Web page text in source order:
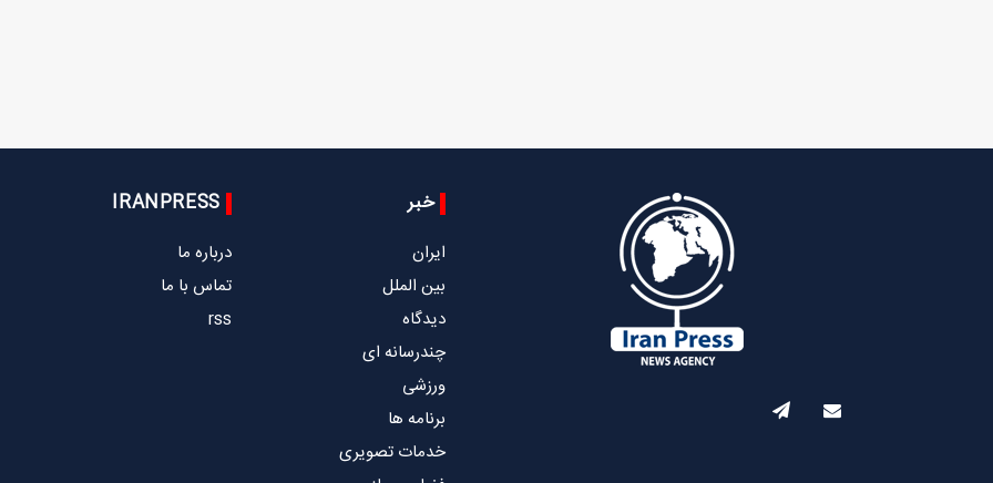
خبر
ایران
بین الملل
دیدگاه
چندرسانه ای
ورزشی
برنامه ها
خدمات تصویری
IRANPRESS
درباره ما
تماس با ما
rss